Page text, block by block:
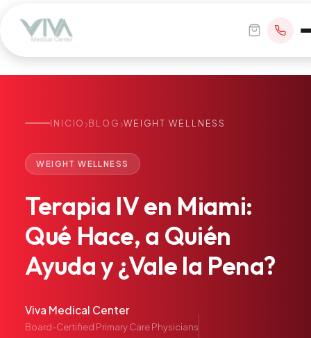
Atención Primaria
Atención el Mismo Día
Medicina Interna
Psiquiatría
Pediatría
RESERVAR CITA
+1 305 209 0001
office@vivamedicalcenter.com
Lun–Vie 8:30AM–4:30PM · Sáb con cita
INICIO ›BLOG ›WEIGHT WELLNESS
WEIGHT WELLNESS
Terapia IVen Miami:
Qué Hace, a Quién
Ayuday¿Vale la Pena?
Viva Medical Center
Board-Certified Primary Care Physicians